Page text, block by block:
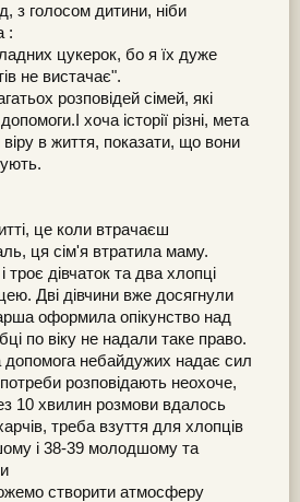
з голосом дитини, ніби
:
цукерок, бо я їх дуже
не вистачає".
розповідей сімей, які
хоча історії різні, мета
в життя, показати, що вони
це коли втрачаєш
ця сім'я втратила маму.
троє дівчаток та два хлопці
Дві дівчини вже досягнули
оформила опікунство над
по віку не надали таке право.
допомога небайдужих надає сил
розповідають неохоче,
10 хвилин розмови вдалось
треба взуття для хлопців
і 38-39 молодшому та
створити атмосферу